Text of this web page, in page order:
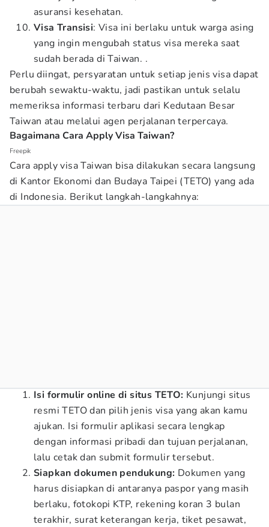
asuransi kesehatan.
Visa Transisi: Visa ini berlaku untuk warga asing
yang ingin mengubah status visa mereka saat
sudah berada di Taiwan. .
Perlu diingat, persyaratan untuk setiap jenis visa dapat
berubah sewaktu-waktu, jadi pastikan untuk selalu
memeriksa informasi terbaru dari Kedutaan Besar
Taiwan atau melalui agen perjalanan terpercaya.
Bagaimana Cara Apply Visa Taiwan?
Freepik
Cara apply visa Taiwan bisa dilakukan secara langsung
di Kantor Ekonomi dan Budaya Taipei (TETO) yang ada
di Indonesia. Berikut langkah-langkahnya:
Isi formulir online di situs TETO: Kunjungi situs
resmi TETO dan pilih jenis visa yang akan kamu
ajukan. Isi formulir aplikasi secara lengkap
dengan informasi pribadi dan tujuan perjalanan,
lalu cetak dan submit formulir tersebut.
Siapkan dokumen pendukung: Dokumen yang
harus disiapkan di antaranya paspor yang masih
berlaku, fotokopi KTP, rekening koran 3 bulan
terakhir, surat keterangan kerja, tiket pesawat,